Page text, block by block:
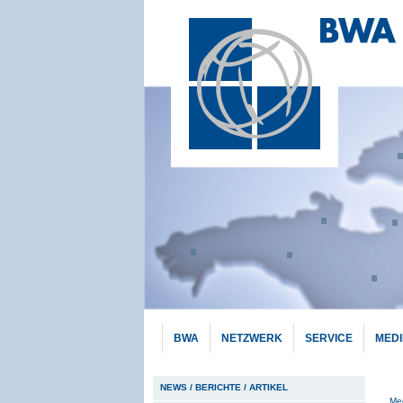
BWA NETZWERK SERVICE
Hauptnavigation
NEWS / BERICHTE / ARTIKEL